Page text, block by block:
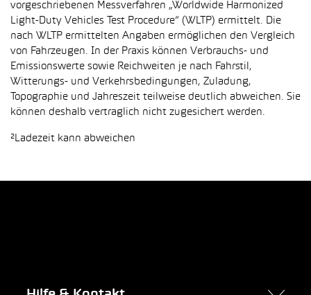
vorgeschriebenen Messverfahren „Worldwide Harmonized
Light-Duty Vehicles Test Procedure“ (WLTP) ermittelt. Die
nach WLTP ermittelten Angaben ermöglichen den Vergleich
von Fahrzeugen. In der Praxis können Verbrauchs- und
Emissionswerte sowie Reichweiten je nach Fahrstil,
Witterungs- und Verkehrsbedingungen, Zuladung,
Topographie und Jahreszeit teilweise deutlich abweichen. Sie
können deshalb vertraglich nicht zugesichert werden.
²Ladezeit kann abweichen